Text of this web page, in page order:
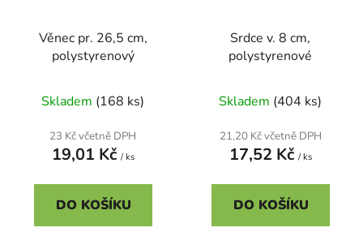
Věnec pr. 26,5 cm,
polystyrenový
Skladem (168 ks)
23 Kč včetně DPH
19,01 Kč / ks
DO KOŠÍKU
Srdce v. 8 cm,
polystyrenové
Skladem (404 ks)
21,20 Kč včetně DPH
17,52 Kč / ks
DO KOŠÍKU